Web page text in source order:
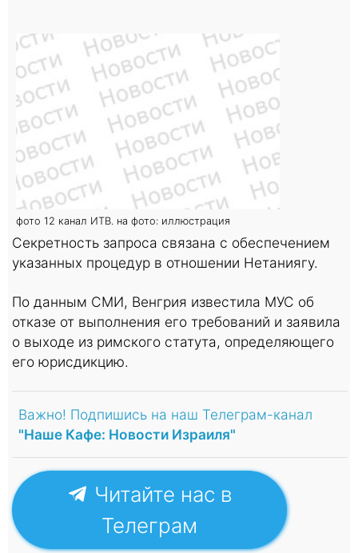
фото 12 канал ИТВ. на фото: иллюстрация
Секретность запроса связана с обеспечением
указанных процедур в отношении Нетаниягу.
По данным СМИ, Венгрия известила МУС об
отказе от выполнения его требований и заявила
о выходе из римского статута, определяющего
его юрисдикцию.
Важно! Подпишись на наш Телеграм-канал
"Наше Кафе: Новости Израиля"
Читайте нас в
Телеграм